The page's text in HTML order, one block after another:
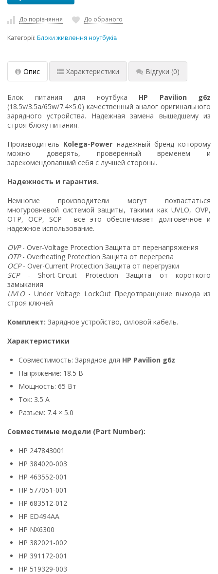
До порівняння До обраного
Категорії: Блоки живлення ноутбуків
Опис Характеристики Відгуки (0)
Блок питания для ноутбука HP Pavilion g6z
(18.5v/3.5a/65w/7.4×5.0) качественный аналог оригинального
зарядного устройства. Надежная замена вышедшему из
строя блоку питания.
Производитель Kolega-Power надежный бренд которому
можно доверять, проверенный временем и
зарекомендовавший себя с лучшей стороны.
Надежность и гарантия.
Немногие производители могут похвастаться
многуровневой системой защиты, такими как UVLO, OVP,
OTP, OCP, SCP - все это обеспечивает долговечное и
надежное использование.
OVP- Over-Voltage Protection Защита от перенапряжения
OTP- Overheating Protection Защита от перегрева
OCP- Over-Current Protection Защита от перегрузки
SCP- Short-Circuit Protection Защита от короткого
замыкания
UVLO- Under Voltage LockOut Предотвращение выхода из
строя ключей
Комплект: Зарядное устройство, силовой кабель.
Характеристики
Совместимость: Зарядное для HP Pavilion g6z
Напряжение: 18.5 В
Мощность: 65 Вт
Ток: 3.5 А
Разъем: 7.4 × 5.0
Совместимые модели (Part Number):
HP 247843001
HP 384020-003
HP 463552-001
HP 577051-001
HP 683512-012
HP ED494AA
HP NX6300
HP 382021-002
HP 391172-001
HP 519329-003